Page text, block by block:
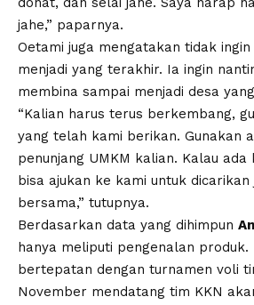
jahe,” paparnya.
Oetami juga mengatakan tidak ingin
menjadi yang terakhir. Ia ingin
membina sampai menjadi desa
“Kalian harus terus berkembang,
yang telah kami berikan. Gunakan
penunjang UMKM kalian. Kalau
bisa ajukan ke kami untuk
bersama,” tutupnya.
Berdasarkan data yang dihimpun
hanya meliputi pengenalan produk.
bertepatan dengan turnamen voli
November mendatang tim KKN